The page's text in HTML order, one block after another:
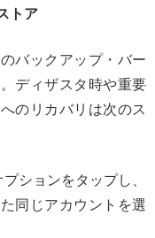
トア
バックアップ・バー
ディザスタ時や重要
のリカバリは次のス
ションをタップし、
同じアカウントを選